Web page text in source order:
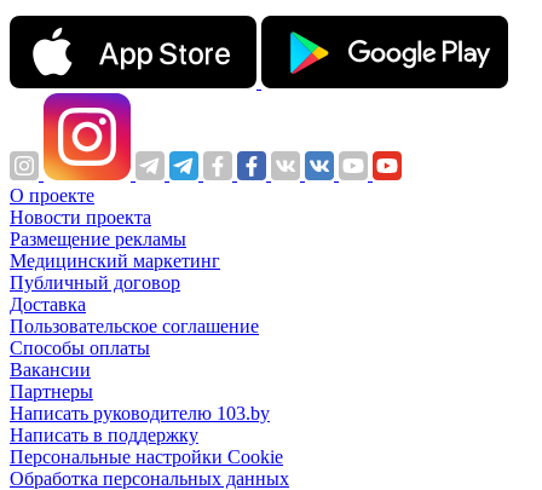
О проекте
Новости проекта
Размещение рекламы
Медицинский маркетинг
Публичный договор
Доставка
Пользовательское соглашение
Способы оплаты
Вакансии
Партнеры
Написать руководителю 103.by
Написать в поддержку
Персональные настройки Cookie
Обработка персональных данных